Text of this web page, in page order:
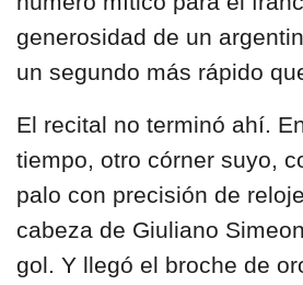
generosidad de un
un segundo más rápido
El recital no terminó ahí.
tiempo, otro córner suyo,
palo con precisión de
cabeza de Giuliano
gol. Y llegó el broche de